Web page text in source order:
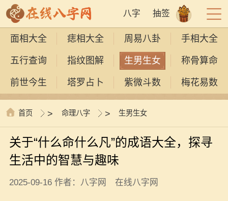
八字 抽签
面相大全 痣相大全 周易八卦 手相大全
五行查询 指纹图解 生男生女 称骨算命
前世今生 塔罗占卜 紫微斗数 梅花易数
首页 > 命理八字 > 生男生女
关于“什么命什么凡”的成语大全，探寻
生活中的智慧与趣味
2025-09-16 作者：八字网 在线八字网